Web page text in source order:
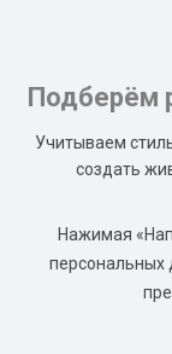
Подберём
Учитываем
создать
Нажимая
персональных